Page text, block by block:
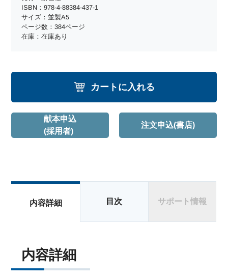
ISBN：978-4-88384-437-1
サイズ：並製A5
ページ数：384ページ
在庫：在庫あり
カートに入れる
献本申込
(採用者)
注文申込(書店)
内容詳細 目次 サポート情報
内容詳細